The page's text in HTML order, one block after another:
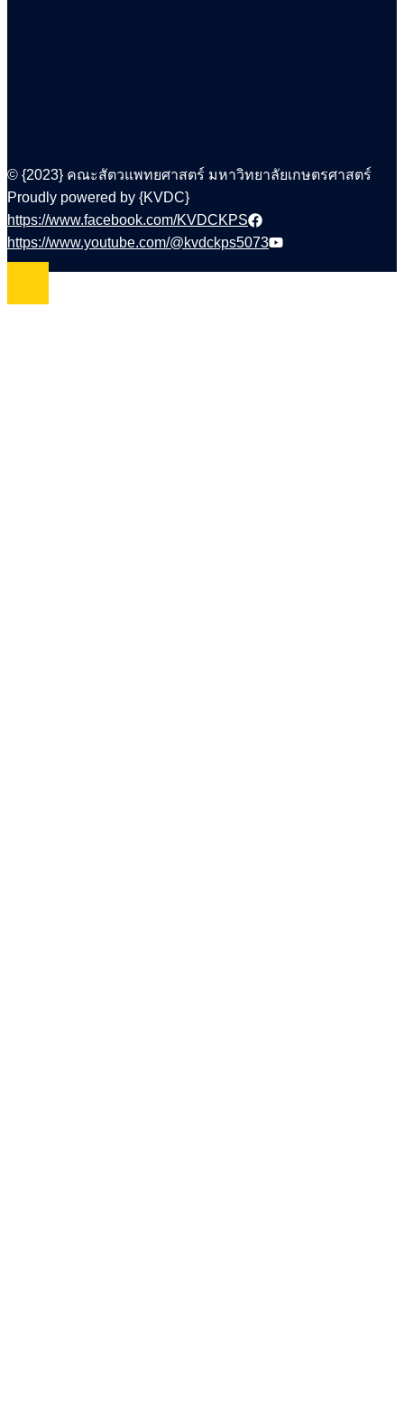
© {2023} คณะสัตวแพทยศาสตร์ มหาวิทยาลัยเกษตรศาสตร์
Proudly powered by {KVDC}
https://www.facebook.com/KVDCKPS
https://www.youtube.com/@kvdckps5073